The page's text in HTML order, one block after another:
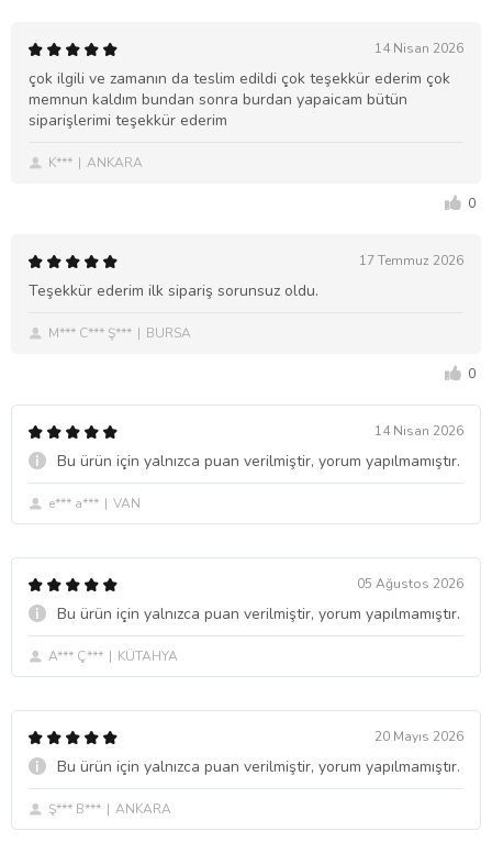
14 Nisan 2026
çok ilgili ve zamanın da teslim edildi çok teşekkür ederim çok
memnun kaldım bundan sonra burdan yapaicam bütün
siparişlerimi teşekkür ederim
K*** ANKARA
0
17 Temmuz 2026
Teşekkür ederim ilk sipariş sorunsuz oldu.
M*** C*** Ş*** BURSA
0
14 Nisan 2026
Bu ürün için yalnızca puan verilmiştir, yorum yapılmamıştır.
e*** a*** VAN
05 Ağustos 2026
Bu ürün için yalnızca puan verilmiştir, yorum yapılmamıştır.
A*** Ç*** KÜTAHYA
20 Mayıs 2026
Bu ürün için yalnızca puan verilmiştir, yorum yapılmamıştır.
Ş*** B*** ANKARA